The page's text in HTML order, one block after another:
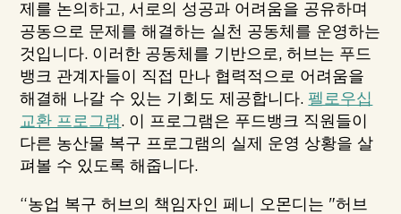
제를 논의하고, 서로의 성공과 어려움을 공유하며
공동으로 문제를 해결하는 실천 공동체를 운영하는
것입니다. 이러한 공동체를 기반으로, 허브는 푸드
뱅크 관계자들이 직접 만나 협력적으로 어려움을
해결해 나갈 수 있는 기회도 제공합니다. 펠로우십
교환 프로그램. 이 프로그램은 푸드뱅크 직원들이
다른 농산물 복구 프로그램의 실제 운영 상황을 살
펴볼 수 있도록 해줍니다.
“농업 복구 허브의 책임자인 페니 오몬디는 "허브